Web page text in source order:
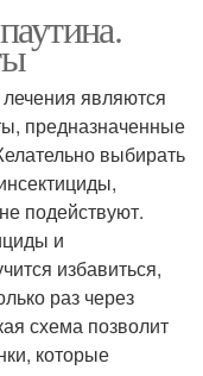
являются
предназначенные
выбирать
подействуют.
и
избавиться,
раз через
схема позволит
которые